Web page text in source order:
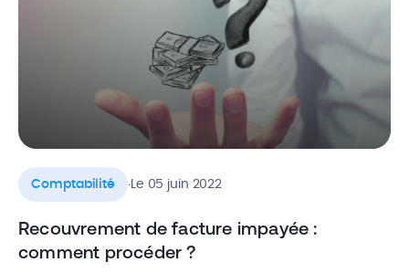
Comptabilité .Le 05 juin 2022
Recouvrement de facture impayée :
comment procéder ?